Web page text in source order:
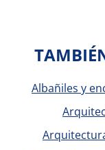
Albañiles y